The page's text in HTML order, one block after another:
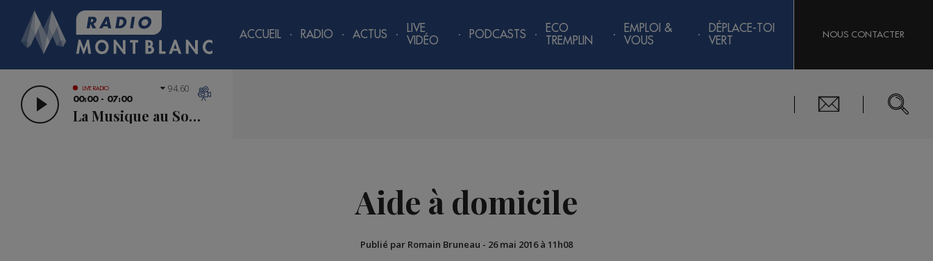
ACCUEIL RADIO ACTUS
LIVE
VIDÉO
PODCASTS
ECO
TREMPLIN
EMPLOI &
VOUS
DÉPLACE-TOI
VERT
NOUS CONTACTER
LIVE RADIO
00:00 - 07:00
La Musique au Sommet
94.60
Aide à domicile
Publié par Romain Bruneau - 26 mai 2016 à 11h08